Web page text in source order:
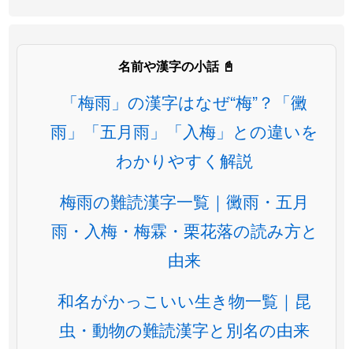
名前や漢字の小話 📓
「梅雨」の漢字はなぜ“梅”？「黴
雨」「五月雨」「入梅」との違いを
わかりやすく解説
梅雨の難読漢字一覧｜黴雨・五月
雨・入梅・梅霖・栗花落の読み方と
由来
和名がかっこいい生き物一覧｜昆
虫・動物の難読漢字と別名の由来